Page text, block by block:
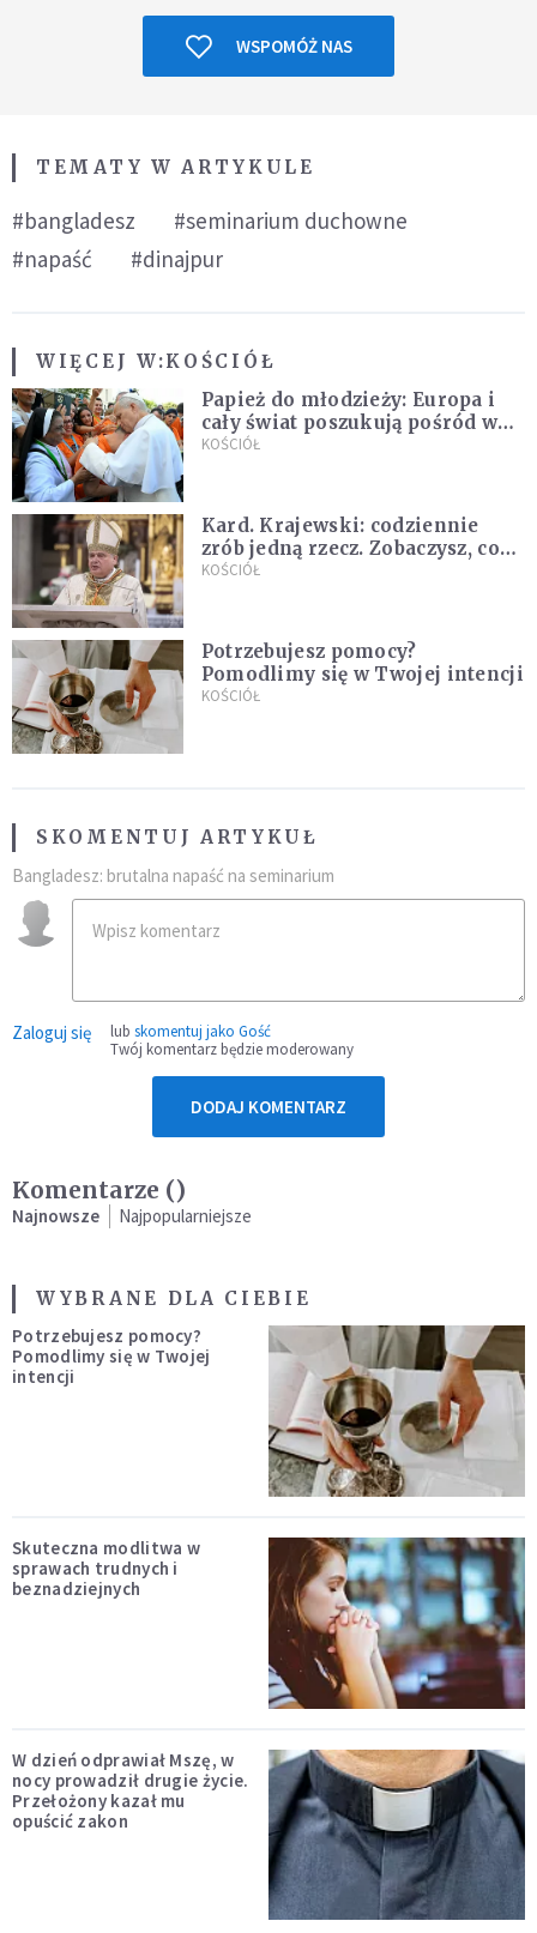
WSPOMÓŻ NAS
TEMATY W ARTYKULE
#bangladesz
#seminarium duchowne
#napaść
#dinajpur
WIĘCEJ W:KOŚCIÓŁ
Papież do młodzieży: Europa i
cały świat poszukują pośród was
nowych świętych
KOŚCIÓŁ
Kard. Krajewski: codziennie
zrób jedną rzecz. Zobaczysz, co
stanie się z twoim życiem
KOŚCIÓŁ
Potrzebujesz pomocy?
Pomodlimy się w Twojej intencji
KOŚCIÓŁ
SKOMENTUJ ARTYKUŁ
Bangladesz: brutalna napaść na seminarium
Zaloguj się lub skomentuj jako Gość
Twój komentarz będzie moderowany
DODAJ KOMENTARZ
Komentarze ()
Najnowsze Najpopularniejsze
WYBRANE DLA CIEBIE
Potrzebujesz pomocy?
Pomodlimy się w Twojej
intencji
Skuteczna modlitwa w
sprawach trudnych i
beznadziejnych
W dzień odprawiał Mszę, w
nocy prowadził drugie życie.
Przełożony kazał mu
opuścić zakon